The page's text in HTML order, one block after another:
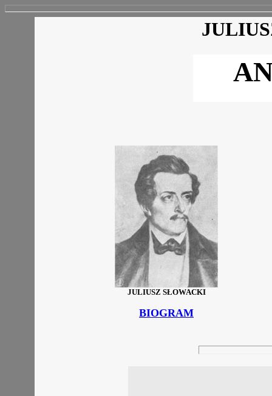
JULIUSZ SŁOWACKI
BIOGRAM